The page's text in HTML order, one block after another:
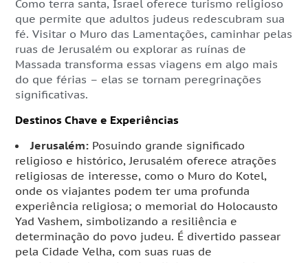
Como terra santa, Israel oferece turismo religioso
que permite que adultos judeus redescubram sua
fé. Visitar o Muro das Lamentações, caminhar pelas
ruas de Jerusalém ou explorar as ruínas de
Massada transforma essas viagens em algo mais
do que férias – elas se tornam peregrinações
significativas.
Destinos Chave e Experiências
Jerusalém: Posuindo grande significado
religioso e histórico, Jerusalém oferece atrações
religiosas de interesse, como o Muro do Kotel,
onde os viajantes podem ter uma profunda
experiência religiosa; o memorial do Holocausto
Yad Vashem, simbolizando a resiliência e
determinação do povo judeu. É divertido passear
pela Cidade Velha, com suas ruas de